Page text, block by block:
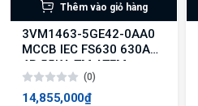
Thêm vào giỏ hàng
3VM1463-5GE42-0AA0
MCCB IEC FS630 630A
4P 55KA TM ATFM
(0)
14,855,000₫